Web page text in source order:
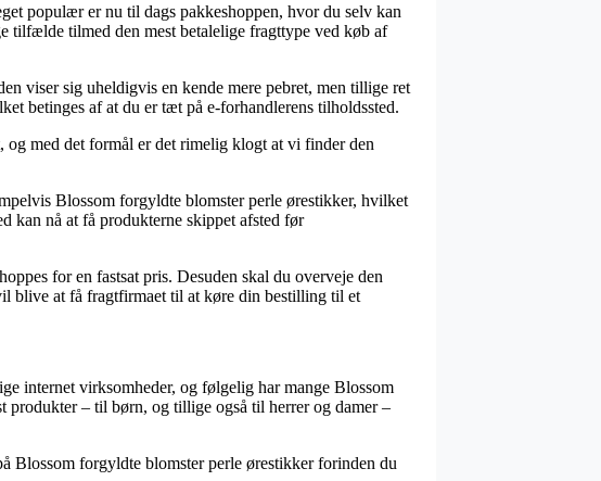
populær er nu til dags pakkeshoppen, hvor du selv kan
tilfælde tilmed den mest betalelige fragttype ved køb af
viser sig uheldigvis en kende mere pebret, men tillige ret
betinges af at du er tæt på e-forhandlerens tilholdssted.
med det formål er det rimelig klogt at vi finder den
Blossom forgyldte blomster perle ørestikker, hvilket
kan nå at få produkterne skippet afsted før
for en fastsat pris. Desuden skal du overveje den
blive at få fragtfirmaet til at køre din bestilling til et
internet virksomheder, og følgelig har mange Blossom
produkter – til børn, og tillige også til herrer og damer –
Blossom forgyldte blomster perle ørestikker forinden du